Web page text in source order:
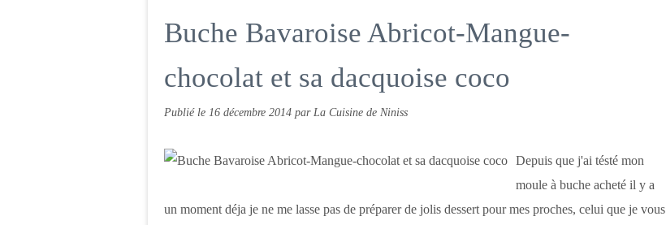
Buche Bavaroise Abricot-Mangue-
chocolat et sa dacquoise coco
Publié le 16 décembre 2014 par La Cuisine de Niniss
Depuis que j'ai tésté mon
moule à buche acheté il y a
un moment déja je ne me lasse pas de préparer de jolis dessert pour mes proches, celui que je vous